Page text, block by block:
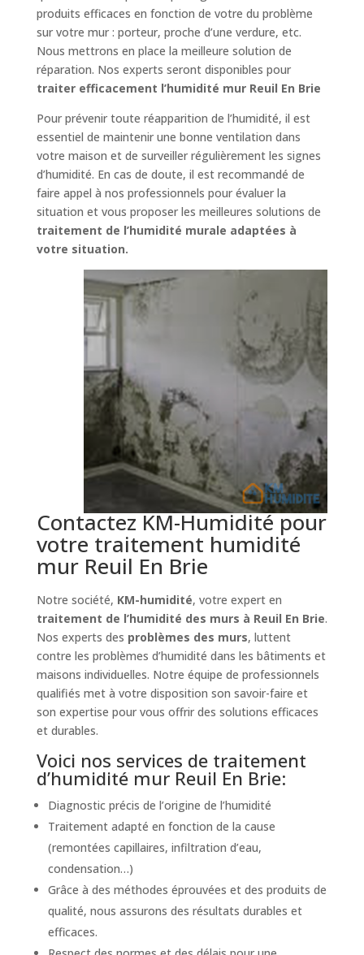
produits efficaces en fonction de votre du problème
sur votre mur : porteur, proche d’une verdure, etc.
Nous mettrons en place la meilleure solution de
réparation. Nos experts seront disponibles pour
traiter efficacement l’humidité mur Reuil En Brie
Pour prévenir toute réapparition de l’humidité, il est
essentiel de maintenir une bonne ventilation dans
votre maison et de surveiller régulièrement les signes
d’humidité. En cas de doute, il est recommandé de
faire appel à nos professionnels pour évaluer la
situation et vous proposer les meilleures solutions de
traitement de l’humidité murale adaptées à
votre situation.
Contactez KM-Humidité pour
votre traitement humidité
mur Reuil En Brie
Notre société, KM-humidité, votre expert en
traitement de l’humidité des murs à Reuil En Brie.
Nos experts des problèmes des murs, luttent
contre les problèmes d’humidité dans les bâtiments et
maisons individuelles. Notre équipe de professionnels
qualifiés met à votre disposition son savoir-faire et
son expertise pour vous offrir des solutions efficaces
et durables.
Voici nos services de traitement
d’humidité mur Reuil En Brie:
Diagnostic précis de l’origine de l’humidité
Traitement adapté en fonction de la cause
(remontées capillaires, infiltration d’eau,
condensation…)
Grâce à des méthodes éprouvées et des produits de
qualité, nous assurons des résultats durables et
efficaces.